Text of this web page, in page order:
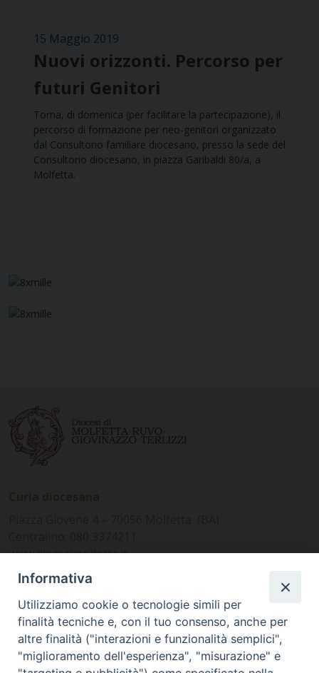
15 Maggio 2019
Nuovi orizzonti. Percorso per
futuri Genitori
Torna, di domenica (per facilitare la partecipazione), il
percorso di formazione per neo-genitori organizzato
dal Consultorio familiare diocesano, presso la sede del
Consultorio diocesano, in piazza Garibaldi 80/a, a
Molfetta.
www.diocesimolfetta.it –
diocesimolfetta@pec.chiesacattolica.it
Ufficio Comunicazioni sociali
Piazza Giovene 4 – 70056 Molfetta (BA)
comunicazionisociali@diocesimolfetta.it
Informativa
Utilizziamo cookie o tecnologie simili per
finalità tecniche e, con il tuo consenso, anche per
altre finalità ("interazioni e funzionalità semplici",
"miglioramento dell'esperienza", "misurazione" e